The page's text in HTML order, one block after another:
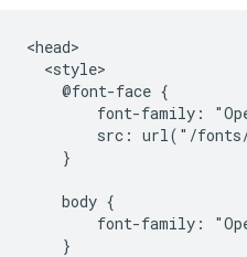
<head>
  <style>
    @font-face {
font-family:
src: url("/
    }
    body {
font-family:
    }